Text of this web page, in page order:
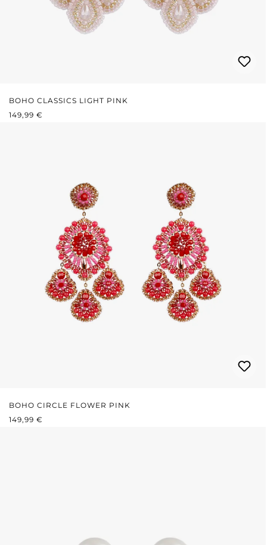
BOHO CLASSICS LIGHT PINK
REGULÄRER PREIS:
149,99 €
BOHO CIRCLE FLOWER PINK
REGULÄRER PREIS:
149,99 €